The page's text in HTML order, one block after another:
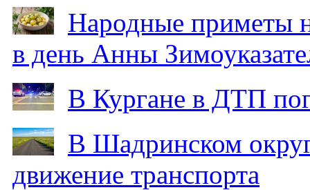
Народные приметы
в день Анны
В Кургане в ДТП
В Шадринском
движение транспорта